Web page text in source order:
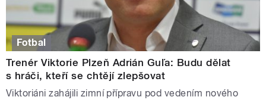
Fotbal
Trenér Viktorie Plzeň Adrián Guľa: Budu dělat
s hráči, kteří se chtějí zlepšovat
Viktoriáni zahájili zimní přípravu pod vedením nového